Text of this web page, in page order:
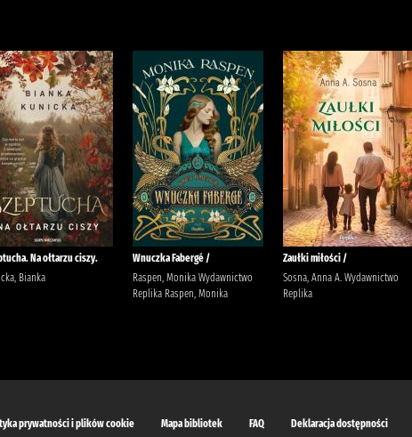
Na ołtarzu ciszy.
Bianka
Wnuczka Fabergé /
Raspen, Monika Wydawnictwo
Replika Raspen, Monika
Zaułki miłości /
Sosna, Anna A. Wydawnictwo
Replika
prywatności i plików cookie Mapa bibliotek FAQ Deklaracja dostępności